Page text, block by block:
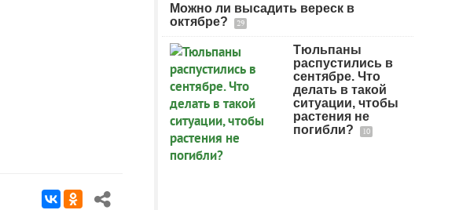
Можно ли высадить вереск в
октябре?
29
Тюльпаны
распустились в
сентябре. Что
делать в такой
ситуации, чтобы
растения не
погибли?
10